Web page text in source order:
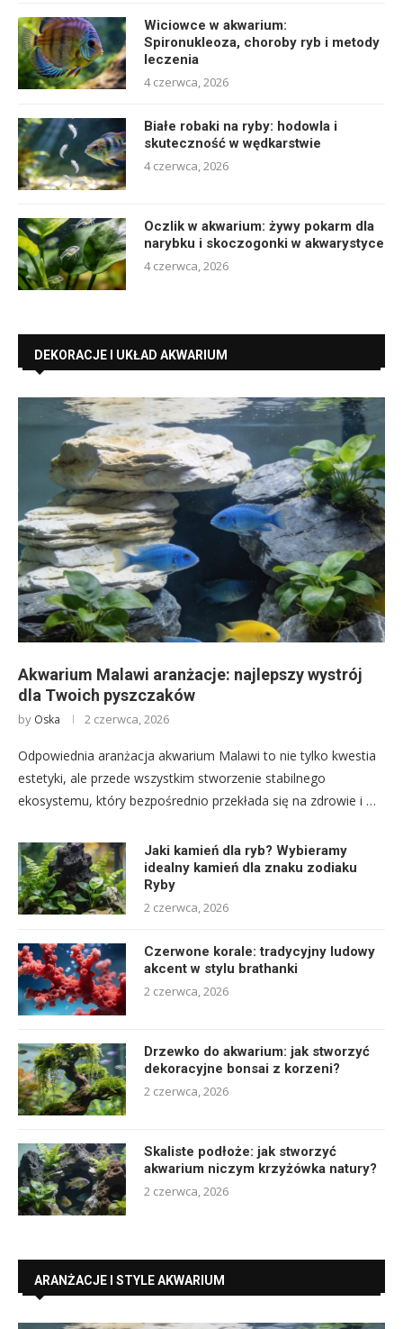
Wiciowce w akwarium:
Spironukleoza, choroby ryb i metody
leczenia
4 czerwca, 2026
Białe robaki na ryby: hodowla i
skuteczność w wędkarstwie
4 czerwca, 2026
Oczlik w akwarium: żywy pokarm dla
narybku i skoczogonki w akwarystyce
4 czerwca, 2026
DEKORACJE I UKŁAD AKWARIUM
Akwarium Malawi aranżacje: najlepszy wystrój
dla Twoich pyszczaków
by Oska 2 czerwca, 2026
Odpowiednia aranżacja akwarium Malawi to nie tylko kwestia
estetyki, ale przede wszystkim stworzenie stabilnego
ekosystemu, który bezpośrednio przekłada się na zdrowie i …
Jaki kamień dla ryb? Wybieramy
idealny kamień dla znaku zodiaku
Ryby
2 czerwca, 2026
Czerwone korale: tradycyjny ludowy
akcent w stylu brathanki
2 czerwca, 2026
Drzewko do akwarium: jak stworzyć
dekoracyjne bonsai z korzeni?
2 czerwca, 2026
Skaliste podłoże: jak stworzyć
akwarium niczym krzyżówka natury?
2 czerwca, 2026
ARANŻACJE I STYLE AKWARIUM